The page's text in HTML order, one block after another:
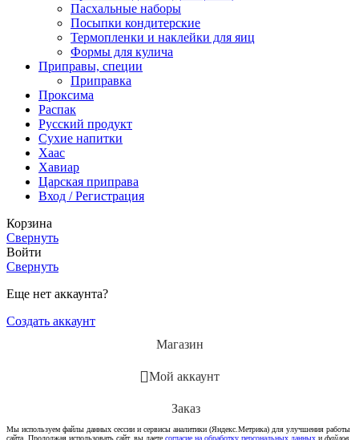
Пасхальные наборы
Посыпки кондитерские
Термопленки и наклейки для яиц
Формы для кулича
Приправы, специи
Приправка
Проксима
Распак
Русский продукт
Сухие напитки
Хаас
Хавиар
Царская приправа
Вход / Регистрация
Корзина
Свернуть
Войти
Свернуть
Еще нет аккаунта?
Создать аккаунт
Магазин
Мой аккаунт
Заказ
Мы используем файлы данных сессии и сервисы аналитики (Яндекс.Метрика) для улучшения работы
сайта. Продолжая использовать сайт, вы даете согласие на обработку персональных данных и файлов